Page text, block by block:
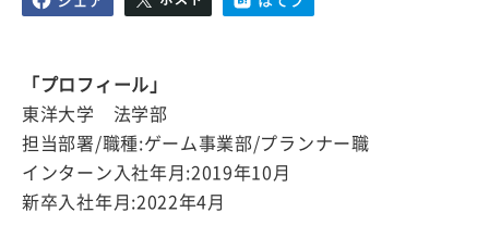
「プロフィール」
東洋大学 法学部
担当部署/職種:ゲーム事業部/プランナー職
インターン入社年月:2019年10月
新卒入社年月:2022年4月